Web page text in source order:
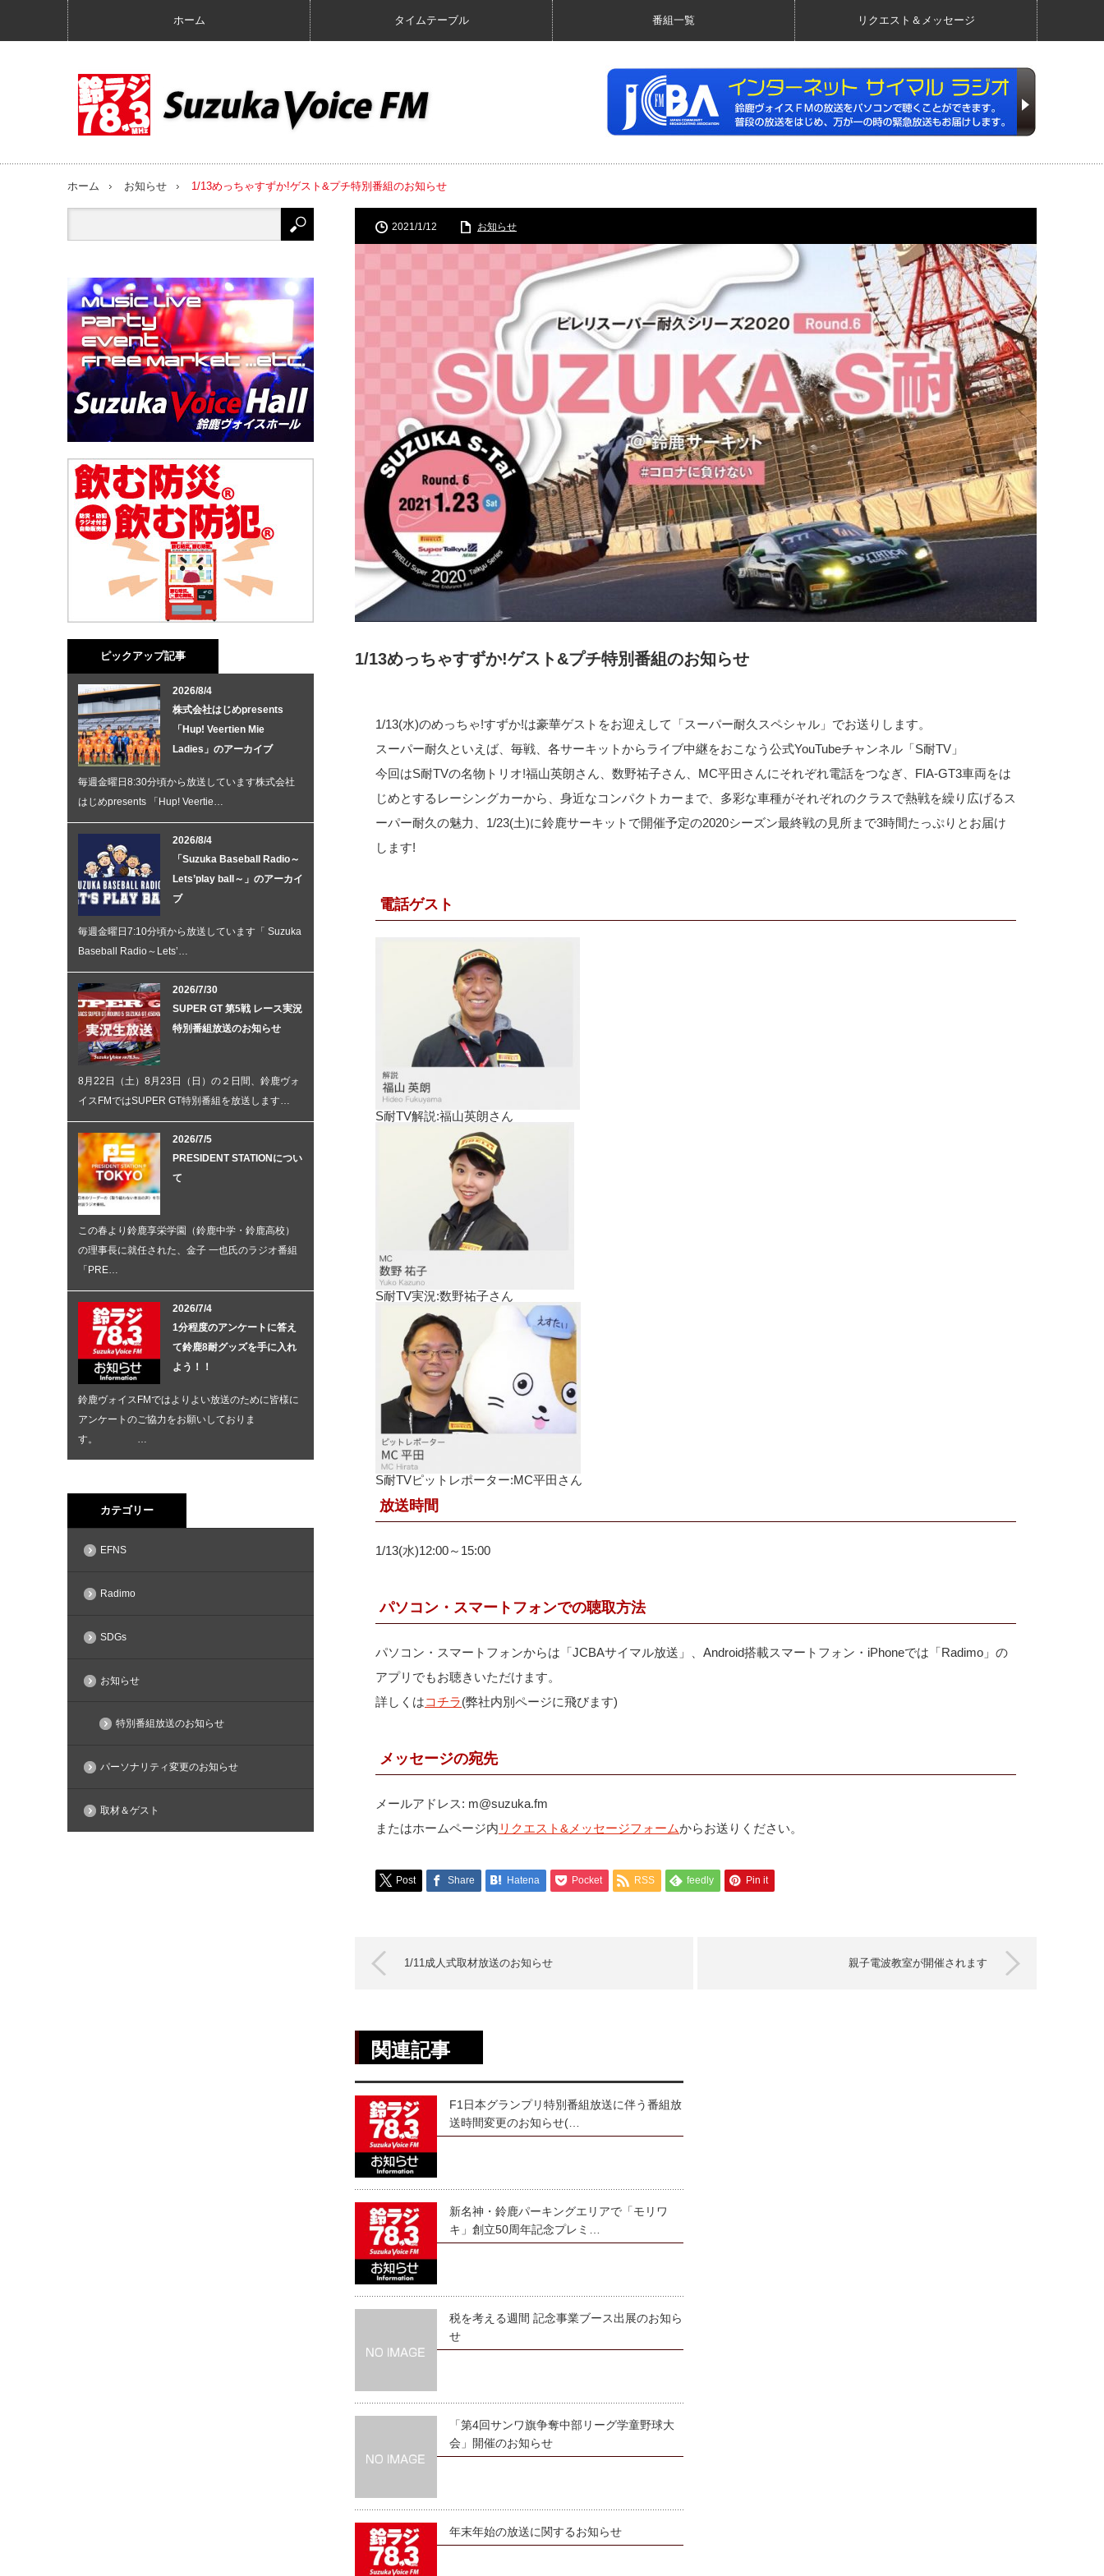
ホーム タイムテーブル 番組一覧 リクエスト＆メッセージ
ホーム お知らせ 1/13めっちゃすずか!ゲスト&プチ特別番組のお知らせ
2021/1/12 お知らせ
1/13めっちゃすずか!ゲスト&プチ特別番組のお知らせ
1/13(水)のめっちゃ!すずか!は豪華ゲストをお迎えして「スーパー耐久スペシャル」でお送りします。
スーパー耐久といえば、毎戦、各サーキットからライブ中継をおこなう公式YouTubeチャンネル「S耐TV」
今回はS耐TVの名物トリオ!福山英朗さん、数野祐子さん、MC平田さんにそれぞれ電話をつなぎ、FIA-GT3車両をは
じめとするレーシングカーから、身近なコンパクトカーまで、多彩な車種がそれぞれのクラスで熱戦を繰り広げるス
ーパー耐久の魅力、1/23(土)に鈴鹿サーキットで開催予定の2020シーズン最終戦の見所まで3時間たっぷりとお届け
します!
電話ゲスト
S耐TV解説:福山英朗さん
S耐TV実況:数野祐子さん
S耐TVピットレポーター:MC平田さん
放送時間
1/13(水)12:00～15:00
パソコン・スマートフォンでの聴取方法
パソコン・スマートフォンからは「JCBAサイマル放送」、Android搭載スマートフォン・iPhoneでは「Radimo」の
アプリでもお聴きいただけます。
詳しくはコチラ(弊社内別ページに飛びます)
メッセージの宛先
メールアドレス: m@suzuka.fm
またはホームページ内 リクエスト&メッセージフォームからお送りください。
Post Share Hatena Pocket RSS feedly Pin it
1/11成人式取材放送のお知らせ 親子電波教室が開催されます
関連記事
F1日本グランプリ特別番組放送に伴う番組放
送時間変更のお知らせ(…
新名神・鈴鹿パーキングエリアで「モリワ
キ」創立50周年記念プレミ…
税を考える週間 記念事業ブース出展のお知ら
せ
「第4回サンワ旗争奪中部リーグ学童野球大
会」開催のお知らせ
年末年始の放送に関するお知らせ
ピックアップ記事
2026/8/4
株式会社はじめpresents
「Hup! Veertien Mie
Ladies」のアーカイブ
毎週金曜日8:30分頃から放送しています株式会社
はじめpresents 「Hup! Veertie…
2026/8/4
「Suzuka Baseball Radio～
Lets’play ball～」のアーカイ
ブ
毎週金曜日7:10分頃から放送しています「 Suzuka
Baseball Radio～Lets’…
2026/7/30
SUPER GT 第5戦 レース実況
特別番組放送のお知らせ
8月22日（土）8月23日（日）の２日間、鈴鹿ヴォ
イスFMではSUPER GT特別番組を放送します…
2026/7/5
PRESIDENT STATIONについ
て
この春より鈴鹿享栄学園（鈴鹿中学・鈴鹿高校）
の理事長に就任された、金子 一也氏のラジオ番組
「PRE…
2026/7/4
1分程度のアンケートに答え
て鈴鹿8耐グッズを手に入れ
よう！！
鈴鹿ヴォイスFMではよりよい放送のために皆様に
アンケートのご協力をお願いしておりま
す。 …
カテゴリー
EFNS
Radimo
SDGs
お知らせ
特別番組放送のお知らせ
パーソナリティ変更のお知らせ
取材＆ゲスト